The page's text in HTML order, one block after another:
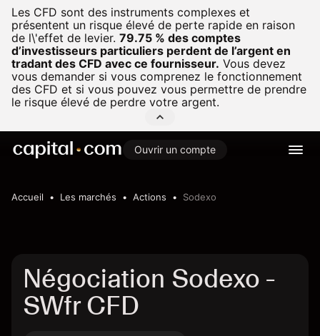
Les CFD sont des instruments complexes et
présentent un risque élevé de perte rapide en raison
de l\'effet de levier. 79.75 % des comptes
d’investisseurs particuliers perdent de l’argent en
tradant des CFD avec ce fournisseur. Vous devez
vous demander si vous comprenez le fonctionnement
des CFD et si vous pouvez vous permettre de prendre
le risque élevé de perdre votre argent.
Ouvrir un compte
Accueil Les marchés Actions Sodexo
Négociation Sodexo -
SWfr CFD